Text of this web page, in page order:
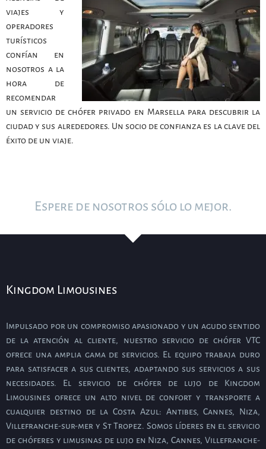
viajes y
operadores
turísticos
confían en
nosotros a la
hora de
recomendar
un servicio de chófer privado en Marsella para descubrir la
ciudad y sus alrededores. Un socio de confianza es la clave del
éxito de un viaje.
Espere de nosotros sólo lo mejor.
Kingdom Limousines
Impulsado por un compromiso apasionado y un agudo sentido
de la atención al cliente, nuestro servicio de chófer VTC
ofrece una amplia gama de servicios. El equipo trabaja duro
para satisfacer a sus clientes, adaptando sus servicios a sus
necesidades. El servicio de chófer de lujo de Kingdom
Limousines ofrece un alto nivel de confort y transporte a
cualquier destino de la Costa Azul: Antibes, Cannes, Niza,
Villefranche-sur-mer y St Tropez. Somos líderes en el servicio
de chóferes y limusinas de lujo en Niza, Cannes, Villefranche-